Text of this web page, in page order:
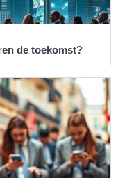
de toekomst?